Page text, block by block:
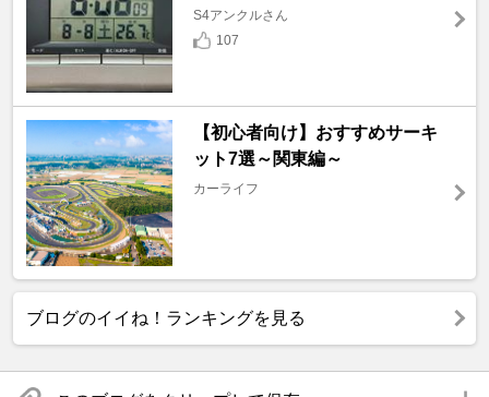
S4アンクルさん
107
【初心者向け】おすすめサーキ
ット7選～関東編～
カーライフ
ブログのイイね！ランキングを見る